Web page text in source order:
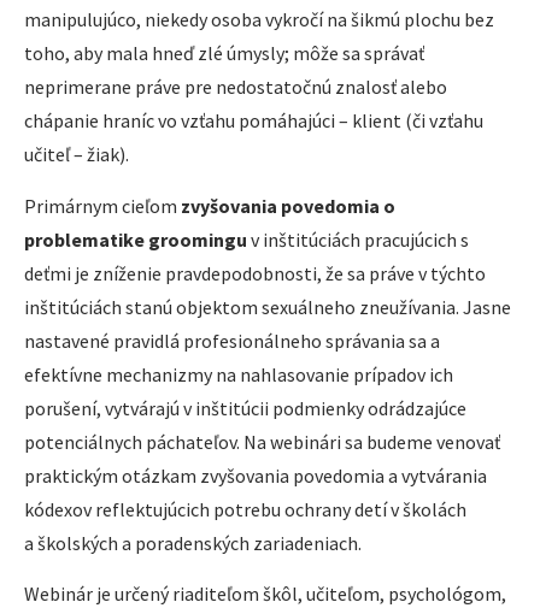
manipulujúco, niekedy osoba vykročí na šikmú plochu bez
toho, aby mala hneď zlé úmysly; môže sa správať
neprimerane práve pre nedostatočnú znalosť alebo
chápanie hraníc vo vzťahu pomáhajúci – klient (či vzťahu
učiteľ – žiak).
Primárnym cieľom zvyšovania povedomia o
problematike groomingu v inštitúciách pracujúcich s
deťmi je zníženie pravdepodobnosti, že sa práve v týchto
inštitúciách stanú objektom sexuálneho zneužívania. Jasne
nastavené pravidlá profesionálneho správania sa a
efektívne mechanizmy na nahlasovanie prípadov ich
porušení, vytvárajú v inštitúcii podmienky odrádzajúce
potenciálnych páchateľov. Na webinári sa budeme venovať
praktickým otázkam zvyšovania povedomia a vytvárania
kódexov reflektujúcich potrebu ochrany detí v školách
a školských a poradenských zariadeniach.
Webinár je určený riaditeľom škôl, učiteľom, psychológom,